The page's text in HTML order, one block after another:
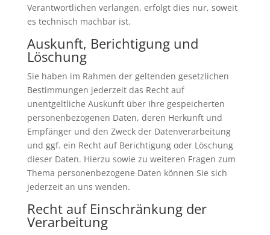
Verantwortlichen verlangen, erfolgt dies nur, soweit
es technisch machbar ist.
Auskunft, Berichtigung und
Löschung
Sie haben im Rahmen der geltenden gesetzlichen
Bestimmungen jederzeit das Recht auf
unentgeltliche Auskunft über Ihre gespeicherten
personenbezogenen Daten, deren Herkunft und
Empfänger und den Zweck der Datenverarbeitung
und ggf. ein Recht auf Berichtigung oder Löschung
dieser Daten. Hierzu sowie zu weiteren Fragen zum
Thema personenbezogene Daten können Sie sich
jederzeit an uns wenden.
Recht auf Einschränkung der
Verarbeitung